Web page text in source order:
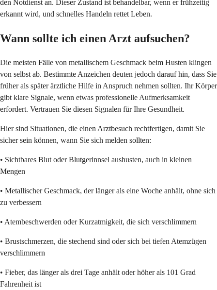
den Notdienst an. Dieser Zustand ist behandelbar, wenn er frühzeitig
erkannt wird, und schnelles Handeln rettet Leben.
Wann sollte ich einen Arzt aufsuchen?
Die meisten Fälle von metallischem Geschmack beim Husten klingen
von selbst ab. Bestimmte Anzeichen deuten jedoch darauf hin, dass Sie
früher als später ärztliche Hilfe in Anspruch nehmen sollten. Ihr Körper
gibt klare Signale, wenn etwas professionelle Aufmerksamkeit
erfordert. Vertrauen Sie diesen Signalen für Ihre Gesundheit.
Hier sind Situationen, die einen Arztbesuch rechtfertigen, damit Sie
sicher sein können, wann Sie sich melden sollten:
• Sichtbares Blut oder Blutgerinnsel aushusten, auch in kleinen
Mengen
• Metallischer Geschmack, der länger als eine Woche anhält, ohne sich
zu verbessern
• Atembeschwerden oder Kurzatmigkeit, die sich verschlimmern
• Brustschmerzen, die stechend sind oder sich bei tiefen Atemzügen
verschlimmern
• Fieber, das länger als drei Tage anhält oder höher als 101 Grad
Fahrenheit ist